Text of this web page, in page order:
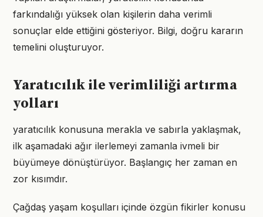
farkındalığı yüksek olan kişilerin daha verimli
sonuçlar elde ettiğini gösteriyor. Bilgi, doğru kararın
temelini oluşturuyor.
Yaratıcılık ile verimliliği artırma
yolları
yaratıcılık konusuna merakla ve sabırla yaklaşmak,
ilk aşamadaki ağır ilerlemeyi zamanla ivmeli bir
büyümeye dönüştürüyor. Başlangıç her zaman en
zor kısımdır.
Çağdaş yaşam koşulları içinde özgün fikirler konusu